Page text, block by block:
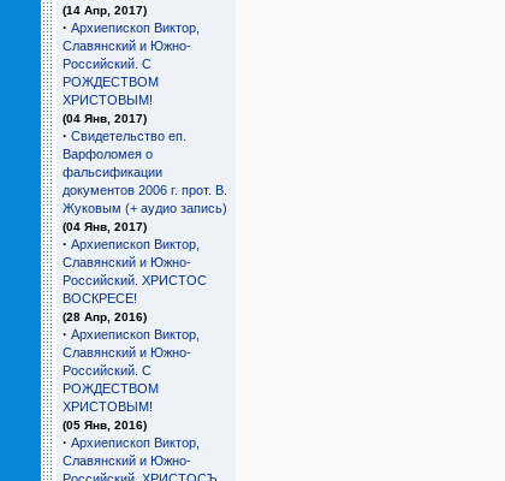
(14 Апр, 2017)
· Архиепископ Виктор,
Славянский и Южно-
Российский. С
РОЖДЕСТВОМ
ХРИСТОВЫМ!
(04 Янв, 2017)
· Свидетельство еп.
Варфоломея о
фальсификации
документов 2006 г. прот. В.
Жуковым (+ аудио запись)
(04 Янв, 2017)
· Архиепископ Виктор,
Славянский и Южно-
Российский. ХРИСТОС
ВОСКРЕСЕ!
(28 Апр, 2016)
· Архиепископ Виктор,
Славянский и Южно-
Российский. С
РОЖДЕСТВОМ
ХРИСТОВЫМ!
(05 Янв, 2016)
· Архиепископ Виктор,
Славянский и Южно-